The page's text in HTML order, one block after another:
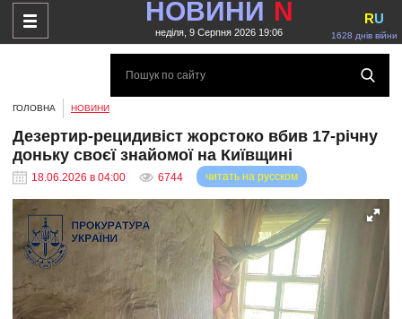
НОВИНИ N
неділя, 9 Серпня 2026 19:06 1628 днів війни
RU
ГОЛОВНА НОВИНИ
Дезертир-рецидивіст жорстоко вбив 17-річну
доньку своєї знайомої на Київщині
18.06.2026 в 04:00 6744 читать на русском